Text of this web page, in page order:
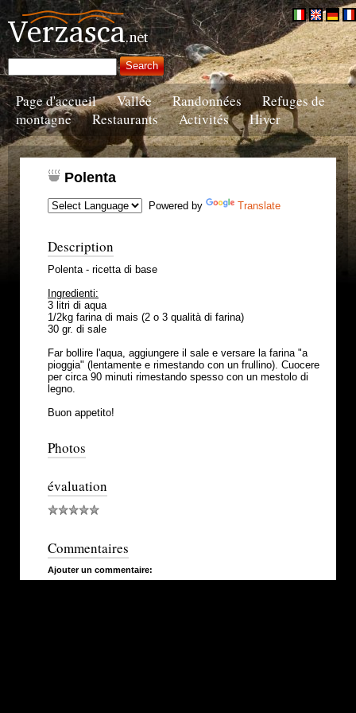
Page d'accueil Vallée Randonnées
Refuges de
montagne
Restaurants Activités Hiver
Polenta
Powered by Translate
Description
Polenta - ricetta di base
Ingredienti:
3 litri di aqua
1/2kg farina di mais (2 o 3 qualità di farina)
30 gr. di sale
Far bollire l'aqua, aggiungere il sale e versare la farina "a
pioggia" (lentamente e rimestando con un frullino). Cuocere
per circa 90 minuti rimestando spesso con un mestolo di
legno.
Buon appetito!
Photos
évaluation
Commentaires
Ajouter un commentaire: